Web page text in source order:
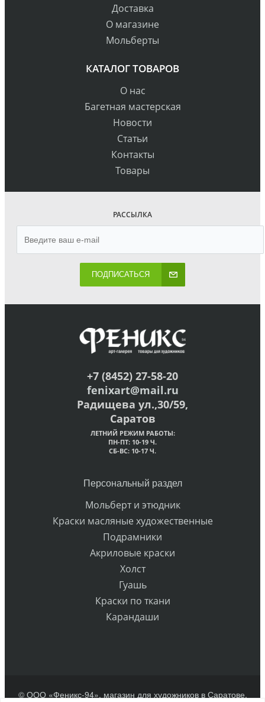
Доставка
О магазине
Мольберты
КАТАЛОГ ТОВАРОВ
О нас
Багетная мастерская
Новости
Статьи
Контакты
Товары
РАССЫЛКА
ПОДПИСАТЬСЯ
+7 (8452) 27-58-20
fenixart@mail.ru
Радищева ул.,30/59,
Саратов
ЛЕТНИЙ РЕЖИМ РАБОТЫ:
ПН-ПТ: 10-19 Ч.
СБ-ВС: 10-17 Ч.
Персональный раздел
Мольберт и этюдник
Краски масляные художественные
Подрамники
Акриловые краски
Холст
Гуашь
Краски по ткани
Карандаши
© ООО «Феникс-94», магазин для художников в Саратове.